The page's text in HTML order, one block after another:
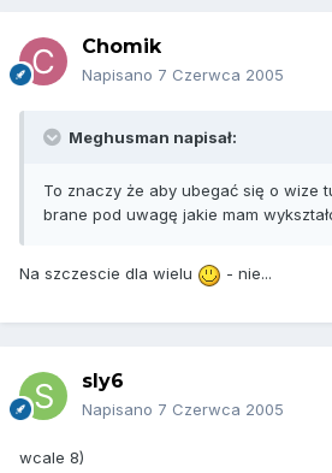
Chomik
Napisano 7 Czerwca 2005
Meghusman napisał:
To znaczy że aby ubegać się o wize
brane pod uwagę jakie mam
Na szczescie dla wielu - nie...
sly6
Napisano 7 Czerwca 2005
wcale 8)